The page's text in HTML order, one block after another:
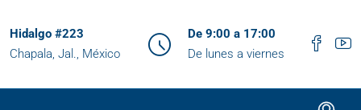
Hidalgo #223
Chapala, Jal., México
De 9:00 a 17:00
De lunes a viernes